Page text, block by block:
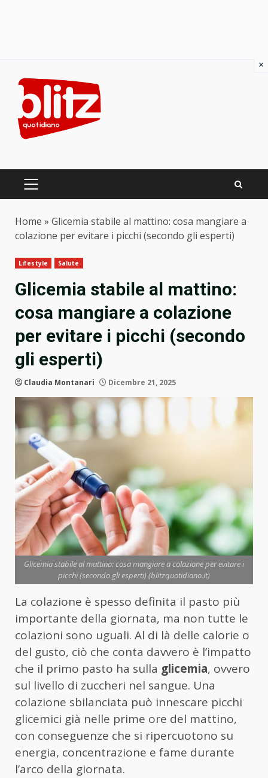
content
PRIMARY
Home » Glicemia stabile al mattino: cosa mangiare a
colazione per evitare i picchi (secondo gli esperti)
Lifestyle Salute
Glicemia stabile al mattino:
cosa mangiare a colazione
per evitare i picchi (secondo
gli esperti)
Claudia Montanari Dicembre 21, 2025
Glicemia stabile al mattino: cosa mangiare a colazione per evitare i
picchi (secondo gli esperti) (blitzquotidiano.it)
La colazione è spesso definita il pasto più
importante della giornata, ma non tutte le
colazioni sono uguali. Al di là delle calorie o
del gusto, ciò che conta davvero è l’impatto
che il primo pasto ha sulla glicemia, ovvero
sul livello di zuccheri nel sangue. Una
colazione sbilanciata può innescare picchi
glicemici già nelle prime ore del mattino,
con conseguenze che si ripercuotono su
energia, concentrazione e fame durante
l’arco della giornata.
×